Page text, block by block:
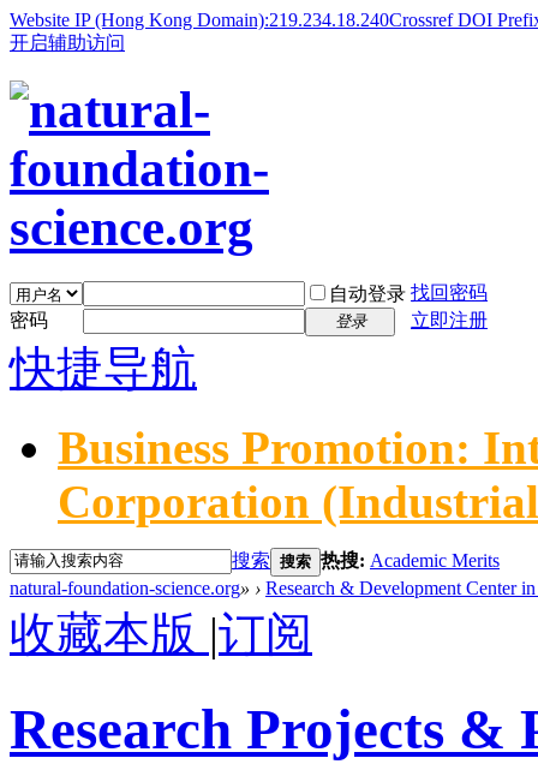
Website IP (Hong Kong Domain):219.234.18.240Crossref DOI
开启辅助访问
自动登录 找回密码
密码
登录 立即注册
快捷导航
Business Promotion:
Corporation
搜索 搜索 热搜: Academic Merits
natural-foundation-science.org» › Research & Development Center
收藏本版 |订阅
Research Projects